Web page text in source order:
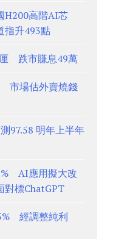
H200高階AI芯
升493點
跌市賺息49萬
市場估外賣燒錢
97.58 明年上半年
AI應用擬大改
標ChatGPT
經調整純利